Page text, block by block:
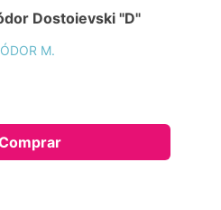
Dostoievski "D"
M.